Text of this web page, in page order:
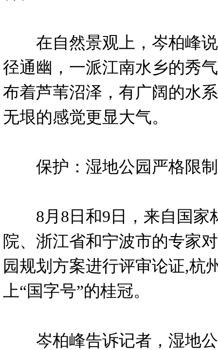
在自然景观上，岑柏峰说
径通幽，一派江南水乡的秀
布着芦苇沼泽，有广阔的水
无垠的感觉更显大气。
保护：湿地公园严格限
8月8日和9日，来自国家
院、浙江省和宁波市的专家
园规划方案进行评审论证,杭
上“国字号”的桂冠。
岑柏峰告诉记者，湿地公